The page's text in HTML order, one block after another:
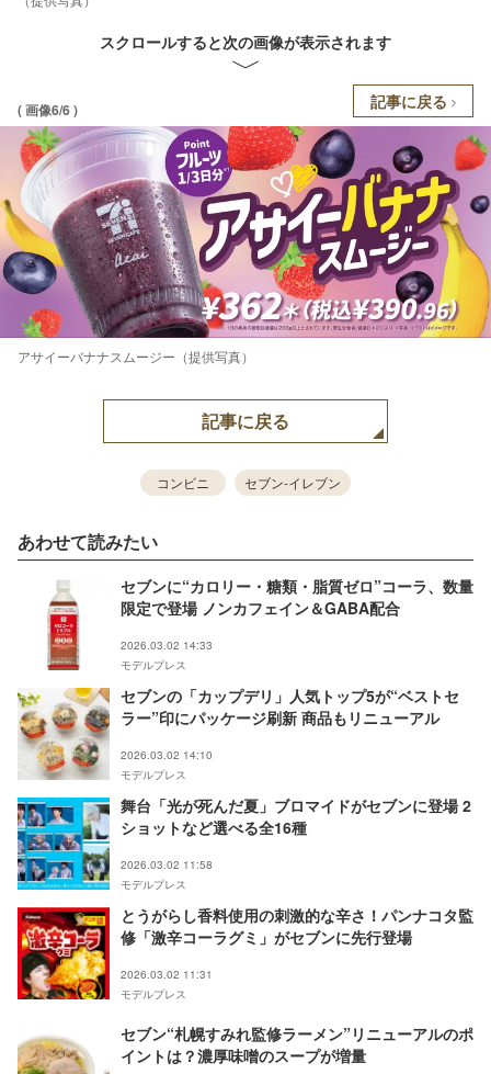
スクロールすると次の画像が表示されます
( 画像6/6 ) 記事に戻る
アサイーバナナスムージー（提供写真）
記事に戻る
コンビニ セブン-イレブン
あわせて読みたい
セブンに“カロリー・糖類・脂質ゼロ”コーラ、数量
限定で登場 ノンカフェイン＆GABA配合
2026.03.02 14:33
モデルプレス
セブンの「カップデリ」人気トップ5が“ベストセ
ラー”印にパッケージ刷新 商品もリニューアル
2026.03.02 14:10
モデルプレス
舞台「光が死んだ夏」ブロマイドがセブンに登場 2
ショットなど選べる全16種
2026.03.02 11:58
モデルプレス
とうがらし香料使用の刺激的な辛さ！パンナコタ監
修「激辛コーラグミ」がセブンに先行登場
2026.03.02 11:31
モデルプレス
セブン“札幌すみれ監修ラーメン”リニューアルのポ
イントは？濃厚味噌のスープが増量